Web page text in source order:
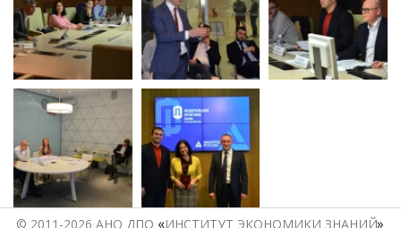
© 2011-2026 АНО ДПО «ИНСТИТУТ ЭКОНОМИКИ ЗНАНИЙ